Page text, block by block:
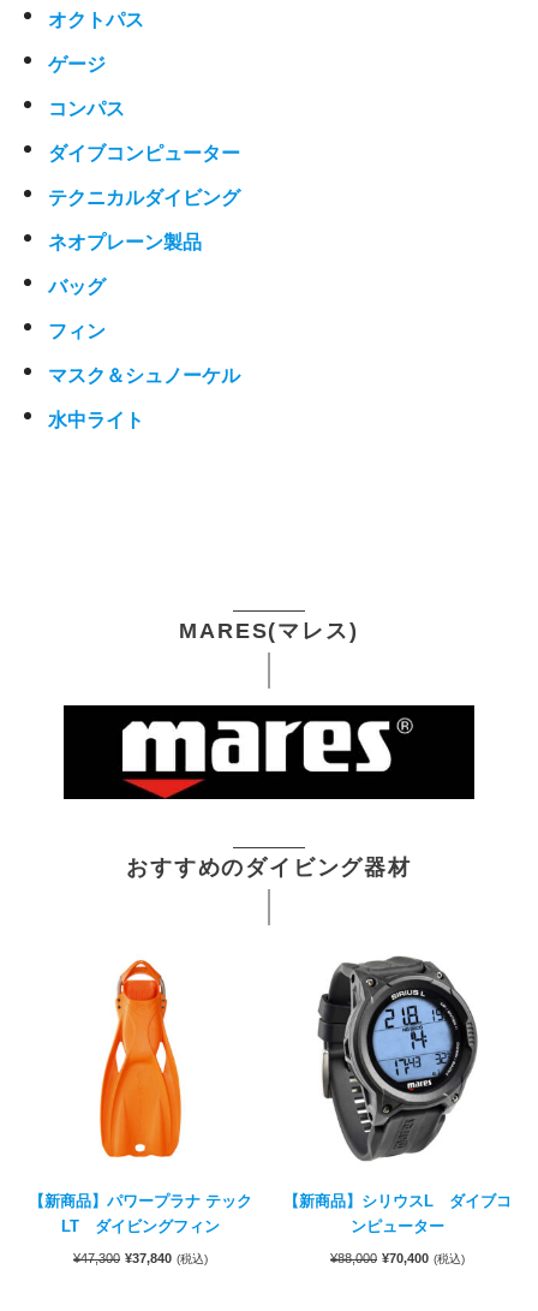
オクトパス
ゲージ
コンパス
ダイブコンピューター
テクニカルダイビング
ネオプレーン製品
バッグ
フィン
マスク＆シュノーケル
水中ライト
MARES(マレス)
おすすめのダイビング器材
【新商品】パワープラナ テック
LT ダイビングフィン
¥47,300 ¥37,840 (税込)
【新商品】シリウスL ダイブコ
ンピューター
¥88,000 ¥70,400 (税込)